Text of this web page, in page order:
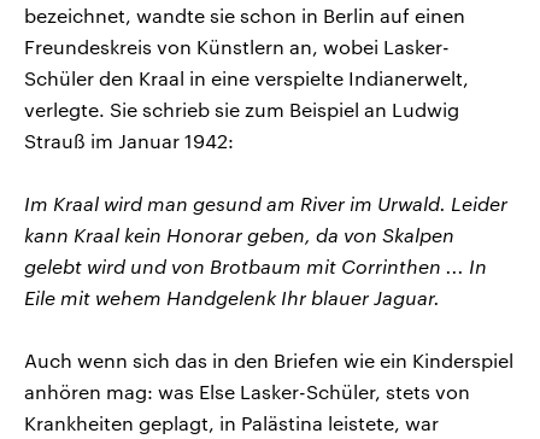
bezeichnet, wandte sie schon in Berlin auf einen
Freundeskreis von Künstlern an, wobei Lasker-
Schüler den Kraal in eine verspielte Indianerwelt,
verlegte. Sie schrieb sie zum Beispiel an Ludwig
Strauß im Januar 1942:
Im Kraal wird man gesund am River im Urwald. Leider
kann Kraal kein Honorar geben, da von Skalpen
gelebt wird und von Brotbaum mit Corrinthen ... In
Eile mit wehem Handgelenk Ihr blauer Jaguar.
Auch wenn sich das in den Briefen wie ein Kinderspiel
anhören mag: was Else Lasker-Schüler, stets von
Krankheiten geplagt, in Palästina leistete, war